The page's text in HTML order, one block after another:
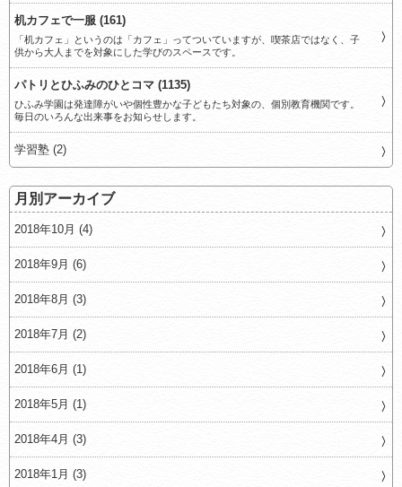
机カフェで一服 (161)
「机カフェ」というのは「カフェ」ってついていますが、喫茶店ではなく、子
供から大人までを対象にした学びのスペースです。
パトリとひふみのひとコマ (1135)
ひふみ学園は発達障がいや個性豊かな子どもたち対象の、個別教育機関です。
毎日のいろんな出来事をお知らせします。
学習塾 (2)
月別アーカイブ
2018年10月 (4)
2018年9月 (6)
2018年8月 (3)
2018年7月 (2)
2018年6月 (1)
2018年5月 (1)
2018年4月 (3)
2018年1月 (3)